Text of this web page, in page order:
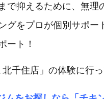
で抑えるために、無理
グをプロが個別サポー
ート！
千住店」の体験に行っ